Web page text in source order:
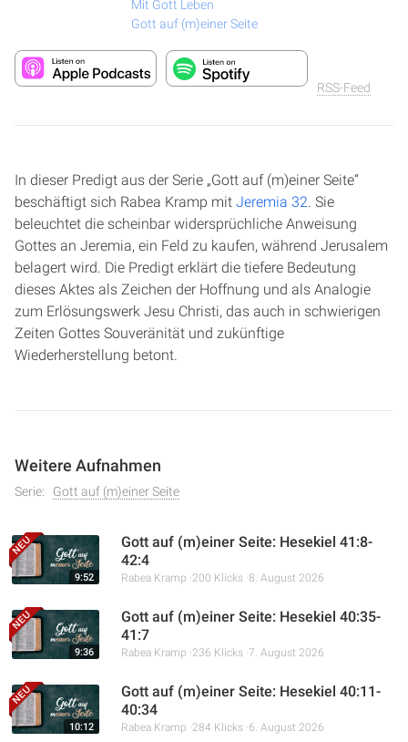
Mit Gott Leben
Gott auf (m)einer Seite
RSS-Feed
In dieser Predigt aus der Serie „Gott auf (m)einer Seite“
beschäftigt sich Rabea Kramp mit Jeremia 32. Sie
beleuchtet die scheinbar widersprüchliche Anweisung
Gottes an Jeremia, ein Feld zu kaufen, während Jerusalem
belagert wird. Die Predigt erklärt die tiefere Bedeutung
dieses Aktes als Zeichen der Hoffnung und als Analogie
zum Erlösungswerk Jesu Christi, das auch in schwierigen
Zeiten Gottes Souveränität und zukünftige
Wiederherstellung betont.
Weitere Aufnahmen
Serie: Gott auf (m)einer Seite
9:52
Gott auf (m)einer Seite: Hesekiel 41:8-
42:4
Rabea Kramp 200 Klicks 8. August 2026
9:36
Gott auf (m)einer Seite: Hesekiel 40:35-
41:7
Rabea Kramp 236 Klicks 7. August 2026
10:12
Gott auf (m)einer Seite: Hesekiel 40:11-
40:34
Rabea Kramp 284 Klicks 6. August 2026